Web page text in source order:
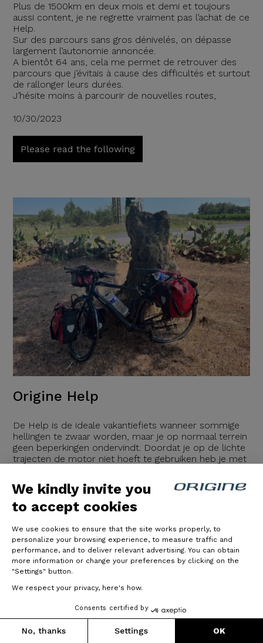
We kindly invite you
to accept cookies
We use cookies to ensure that the site works properly, to
personalize your browsing experience, to measure traffic and
performance, and to deliver relevant advertising. You can obtain
more information or change your preferences by clicking on the
"Settings" button.
We respect your privacy, here's how.
Consents certified by
No, thanks Settings OK
Plus de 1500km en deux mois et demi et toujours
aussi content, je ne regrette vraiment pas l’achat de ce
Help.
Sur des parcours sans gros dénivelés, on dépasse
largement l’autonomie annoncée.
A bientôt 64 ans, cela me permet de retrouver des
parcours que j’évitais à cause des difficultés et surtout
de rallonger leurs durées.
J’hésite moins à parcourir de nouvelles routes,
10/30/2023
Please read the following
Origine Help
De Help is de ideale vakantiefiets wanneer sommige
hellingen te zwaar worden, maar je op normaal terrein
geen beperkingen ondervindt. Doordat je op de lichte
trajecten de motor niet hoeft te gebruiken heb je met
is hierbij van belang dat je de Help met een aandrijving
met twee kettingbladen kunt uitrusten zodat je tijdens
beklimmingen nog
10/26/2023
Please read the following